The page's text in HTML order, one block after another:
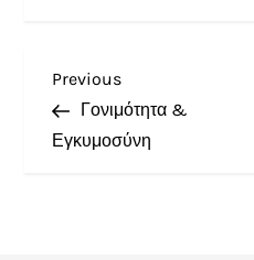
Previous
Γονιμότητα &
Εγκυμοσύνη